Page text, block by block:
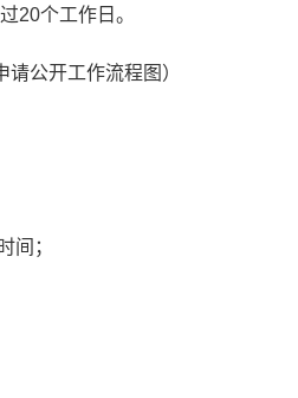
20个工作日。
公开工作流程图）
间；